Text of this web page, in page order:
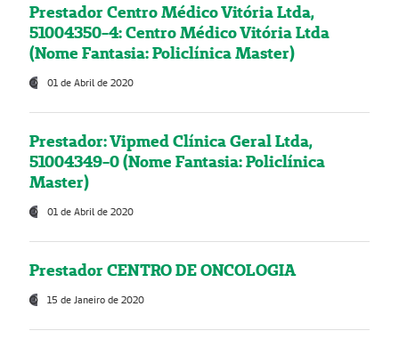
Prestador Centro Médico Vitória Ltda,
51004350-4: Centro Médico Vitória Ltda
(Nome Fantasia: Policlínica Master)
01 de Abril de 2020
Prestador: Vipmed Clínica Geral Ltda,
51004349-0 (Nome Fantasia: Policlínica
Master)
01 de Abril de 2020
Prestador CENTRO DE ONCOLOGIA
15 de Janeiro de 2020